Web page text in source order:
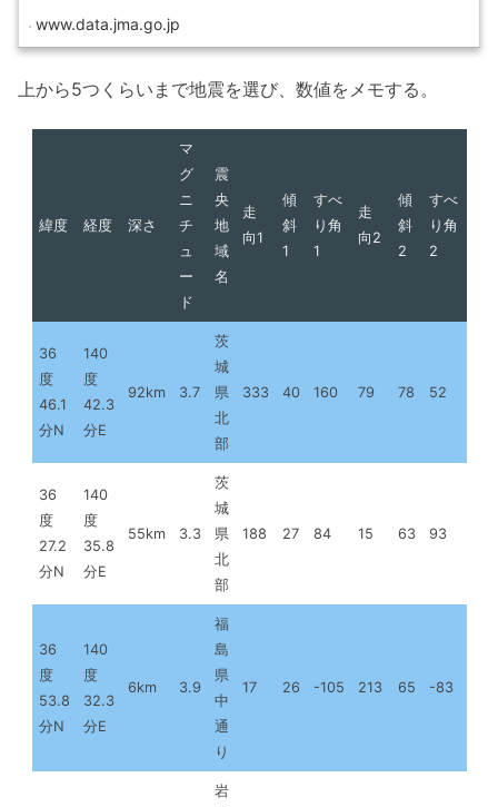
www.data.jma.go.jp
上から5つくらいまで地震を選び、数値をメモする。
緯度 経度 深さ
マ
グ
ニ
チ
ュ
ー
ド
震
央
地
域
名
走
向1
傾
斜
1
すべ
り角
1
走
向2
傾
斜
2
すべ
り角
2
36
度
46.1
分N
140
度
42.3
分E
92km 3.7
茨
城
県
北
部
333 40 160 79 78 52
36
度
27.2
分N
140
度
35.8
分E
55km 3.3
茨
城
県
北
部
188 27 84 15 63 93
36
度
53.8
分N
140
度
32.3
分E
6km 3.9
福
島
県
中
通
り
17 26 -105 213 65 -83
岩